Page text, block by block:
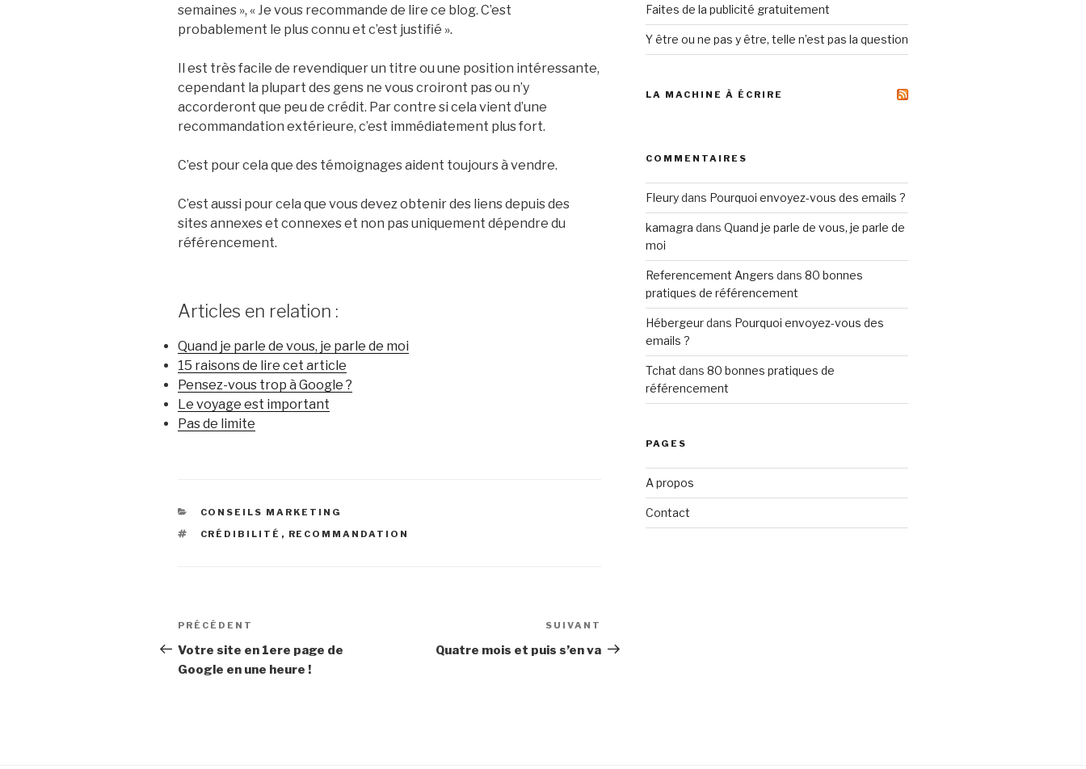
semaines », « Je vous recommande de lire ce blog. C’est
probablement le plus connu et c’est justifié ».
Il est très facile de revendiquer un titre ou une position intéressante,
cependant la plupart des gens ne vous croiront pas ou n’y
accorderont que peu de crédit. Par contre si cela vient d’une
recommandation extérieure, c’est immédiatement plus fort.
C’est pour cela que des témoignages aident toujours à vendre.
C’est aussi pour cela que vous devez obtenir des liens depuis des
sites annexes et connexes et non pas uniquement dépendre du
référencement.
Articles en relation :
Quand je parle de vous, je parle de moi
15 raisons de lire cet article
Pensez-vous trop à Google ?
Le voyage est important
Pas de limite
CATÉGORIES
CONSEILS MARKETING
ÉTIQUETTES
CRÉDIBILITÉ , RECOMMANDATION
Navigation
de
l’article
Article
précédent
PRÉCÉDENT
Votre site en 1ere page de
Google en une heure !
suivant
SUIVANT
Quatre mois et puis s’en va
Faites de la publicité gratuitement
Y être ou ne pas y être, telle n’est pas la question
LA MACHINE À ÉCRIRE
COMMENTAIRES
Fleurydans Pourquoi envoyez-vous des emails ?
kamagra dans Quand je parle de vous, je parle de
moi
Referencement Angers dans 80 bonnes
pratiques de référencement
Hébergeurdans Pourquoi envoyez-vous des
emails ?
Tchat dans 80 bonnes pratiques de
référencement
PAGES
A propos
Contact